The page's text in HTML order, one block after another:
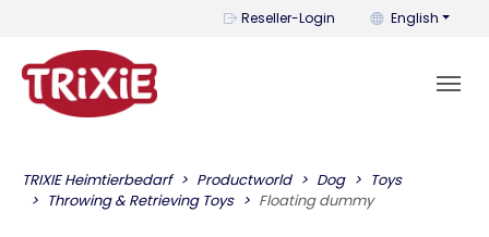
Reseller-Login You can
English
TRIXIE Heimtierbedarf Productworld Dog
Toys
Throwing & Retrieving Toys
Floating dummy